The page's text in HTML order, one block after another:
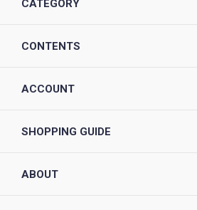
CATEGORY
CONTENTS
ACCOUNT
SHOPPING GUIDE
ABOUT